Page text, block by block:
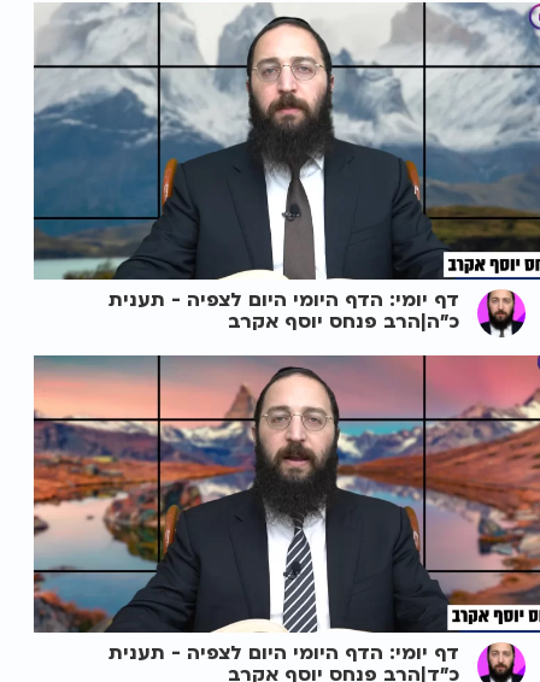
דף יומי: הדף היומי היום לצפיה - תענית
כ"ה|הרב פנחס יוסף אקרב
דף יומי: הדף היומי היום לצפיה - תענית
כ"ד|הרב פנחס יוסף אקרב